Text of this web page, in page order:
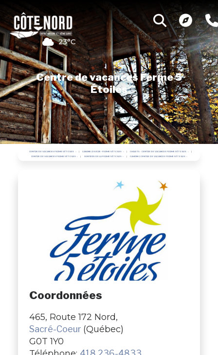
23°C
Centre de vacances Ferme 5
Étoiles
CENTRE DE VACANCES FERME 5 ÉTOILES CABANE À SUCRE • FERME 5 ÉTOILES CHALETS - CENTRE DE VACANCES FERME 5 ÉTOILES
CENTRE DE VACANCES FERME 5 ÉTOILES SENTIERS DE LA FERME 5 ÉTOILES CAMPING CENTRE DE VACANCES FERME 5 ÉTOILES
Coordonnées
465, Route 172 Nord,
Sacré-Coeur (Québec)
G0T 1Y0